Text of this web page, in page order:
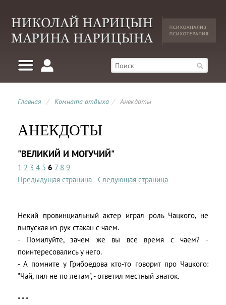
Главная / Комната отдыха / Анекдоты
АНЕКДОТЫ
"ВЕЛИКИЙ И МОГУЧИЙ"
1 2 3 4 5 6 7 8 9
Предыдущая страница
Следующая страница
Hекий провинциальный актер играл роль Чацкого, не
выпуская из рук стакан с чаем.
- Помилуйте, зачем же вы все время с чаем? -
поинтересовались у него.
- А помните у Грибоедова кто-то говорит про Чацкого:
"Чай, пил не по летам", - ответил местный знаток.
* * *